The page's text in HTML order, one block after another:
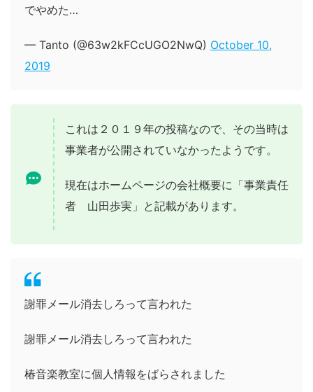
でやめた…
— Tanto (@63w2kFCcUGO2NwQ) October 10,
2019
これは２０１９年の投稿なので、その当時は
事業者が公開されていなかったようです。
現在はホームページの会社概要に「事業責任
者 山田歩実」と記載があります。
謝罪メール消去しろって言われた
謝罪メール消去しろって言われた
椿音楽教室に個人情報をばらされました